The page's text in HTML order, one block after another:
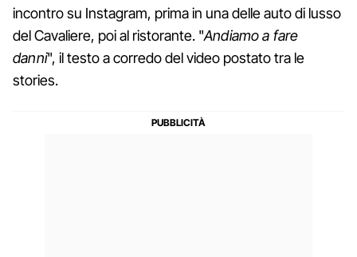
incontro su Instagram, prima in una delle auto di lusso
del Cavaliere, poi al ristorante. "Andiamo a fare
danni", il testo a corredo del video postato tra le
stories.